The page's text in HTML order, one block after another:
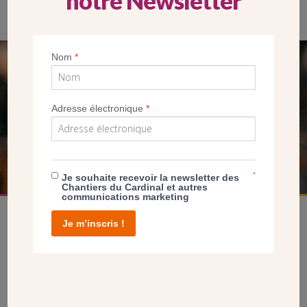
SEUL VOTRE DON
Nom*
Adresse électronique*
Je souhaite recevoir la newsletter des
Chantiers du Cardinal et autres
communications marketing
*
Je m’inscris !